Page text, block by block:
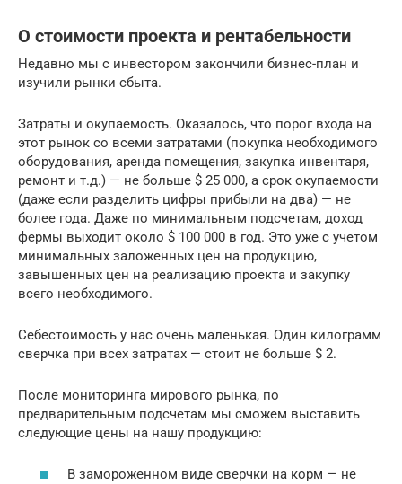
О стоимости проекта и рентабельности
Недавно мы с инвестором закончили бизнес-план и
изучили рынки сбыта.
Затраты и окупаемость. Оказалось, что порог входа на
этот рынок со всеми затратами (покупка необходимого
оборудования, аренда помещения, закупка инвентаря,
ремонт и т.д.) — не больше $ 25 000, а срок окупаемости
(даже если разделить цифры прибыли на два) — не
более года. Даже по минимальным подсчетам, доход
фермы выходит около $ 100 000 в год. Это уже с учетом
минимальных заложенных цен на продукцию,
завышенных цен на реализацию проекта и закупку
всего необходимого.
Себестоимость у нас очень маленькая. Один килограмм
сверчка при всех затратах — стоит не больше $ 2.
После мониторинга мирового рынка, по
предварительным подсчетам мы сможем выставить
следующие цены на нашу продукцию:
В замороженном виде сверчки на корм — не